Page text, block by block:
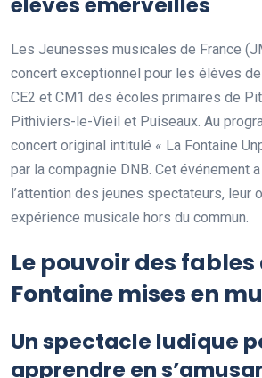
Les Jeunesses musicales de France
concert exceptionnel pour les élèves
CE2 et CM1 des écoles primaires de
Pithiviers-le-Vieil et Puiseaux. Au
concert original intitulé « La Fontaine
par la compagnie DNB. Cet événement
l’attention des jeunes spectateurs, leur
expérience musicale hors du commun.
Le pouvoir des fables
Fontaine mises en
Un spectacle ludique
apprendre en